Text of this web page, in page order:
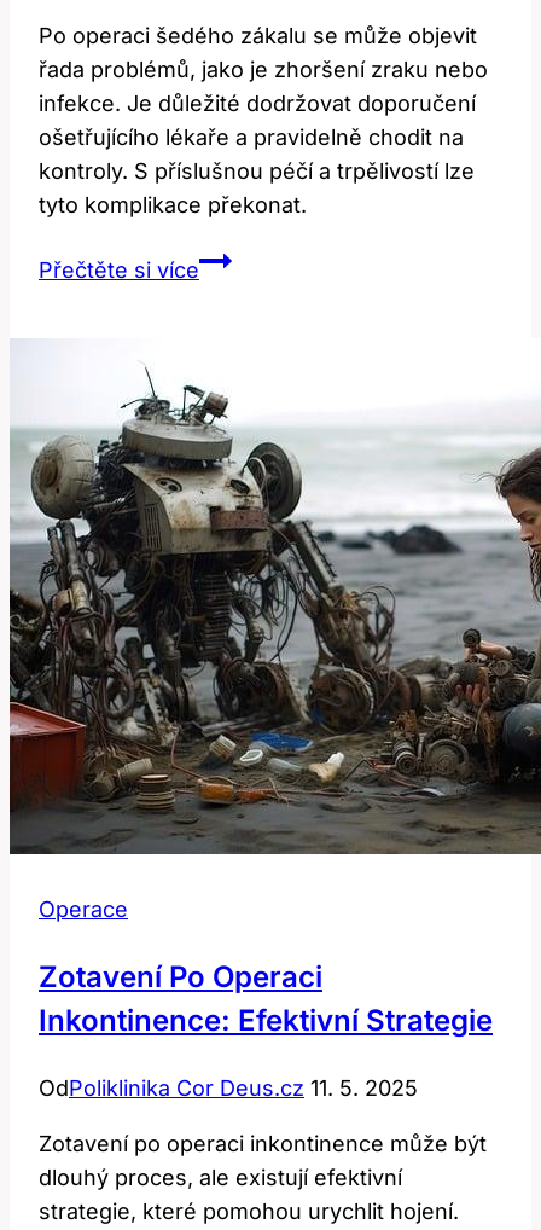
Po operaci šedého zákalu se může objevit
řada problémů, jako je zhoršení zraku nebo
infekce. Je důležité dodržovat doporučení
ošetřujícího lékaře a pravidelně chodit na
kontroly. S příslušnou péčí a trpělivostí lze
tyto komplikace překonat.
Přečtěte si víceProblémy
zákalu:
Jak
je
překonat
Operace
Zotavení Po Operaci
Inkontinence: Efektivní Strategie
OdPoliklinika Cor Deus.cz 11. 5. 2025
Zotavení po operaci inkontinence může být
dlouhý proces, ale existují efektivní
strategie, které pomohou urychlit hojení.